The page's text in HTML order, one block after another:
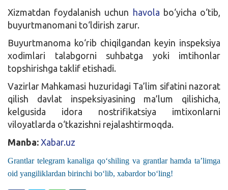
Xizmatdan foydalanish uchun havola bo‘yicha o‘tib,
buyurtmanomani to‘ldirish zarur.
Buyurtmanoma ko‘rib chiqilgandan keyin inspeksiya
xodimlari talabgorni suhbatga yoki imtihonlar
topshirishga taklif etishadi.
Vazirlar Mahkamasi huzuridagi Ta’lim sifatini nazorat
qilish davlat inspeksiyasining ma’lum qilishicha,
kelgusida idora nostrifikatsiya imtixonlarni
viloyatlarda o‘tkazishni rejalashtirmoqda.
Manba: Xabar.uz
Grantlar telegram kanaliga qo‘shiling va grantlar hamda ta’limga
oid yangiliklardan birinchi bo‘lib, xabardor bo‘ling!